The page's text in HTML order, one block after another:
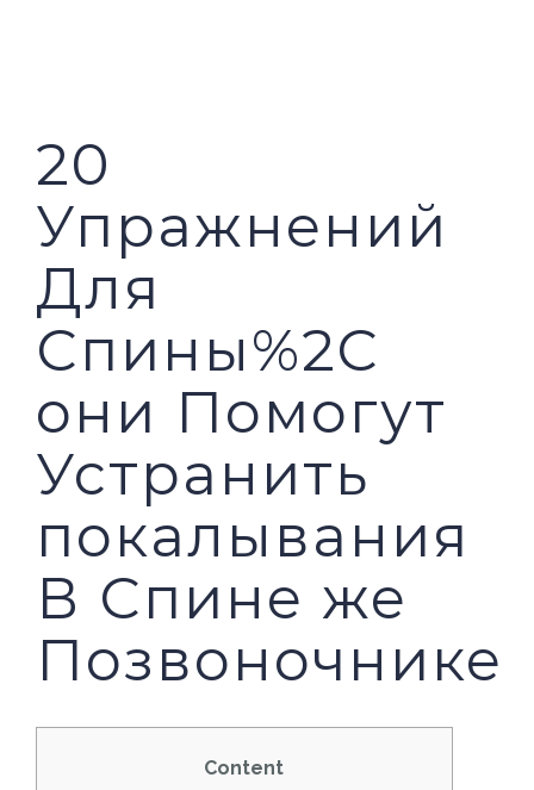
20
Упражнений
Для
Спины%2C
они Помогут
Устранить
покалывания
В Спине же
Позвоночнике
Content